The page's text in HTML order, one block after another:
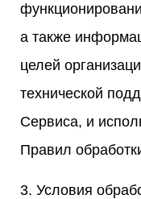
а также
целей
технической
Сервиса, и
Правил
3. Условия